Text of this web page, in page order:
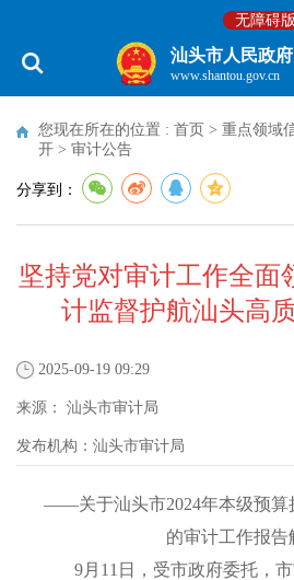
无障碍版
汕头市人民政
www.shantou.gov.cn
您现在所在的位置 : 首页 > 重点领域
开 > 审计公告
分享到：
坚持党对审计工作全面
计监督护航汕头高
2025-09-19 09:29
来源： 汕头市审计局
发布机构： 汕头市审计局
——关于汕头市2024年本级预算
的审计工作报告
9月11日，受市政府委托，市